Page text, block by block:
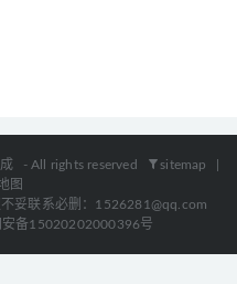
- All rights reserved sitemap
图
妥联系必删：1526281@qq.com
安备15020202000396号
联名「阿甘鞋」官图释